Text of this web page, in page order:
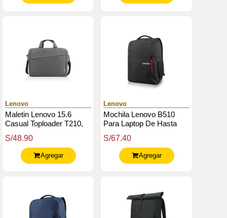
Lenovo
Maletin Lenovo 15.6
Casual Toploader T210,
De Hasta 15.6"
S/48.90
Agregar
Lenovo
Mochila Lenovo B510
Para Laptop De Hasta
S/67.40
Agregar